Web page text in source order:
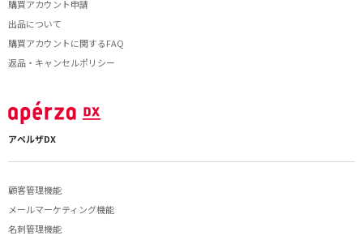
購買アカウント申請
出品について
購買アカウントに関するFAQ
返品・キャンセルポリシー
アペルザDX
顧客管理機能
メールマーケティング機能
名刺管理機能